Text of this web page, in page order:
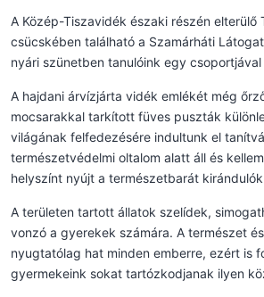
A Közép-Tiszavidék északi részén elterülő
csücskében található a Szamárháti
nyári szünetben tanulóink egy
A hajdani árvízjárta vidék emlékét még
mocsarakkal tarkított füves puszták
világának felfedezésére indultunk el
természetvédelmi oltalom alatt áll és
helyszínt nyújt a természetbarát
A területen tartott állatok szelídek,
vonzó a gyerekek számára. A természet
nyugtatólag hat minden emberre, ezért is
gyermekeink sokat tartózkodjanak ilyen